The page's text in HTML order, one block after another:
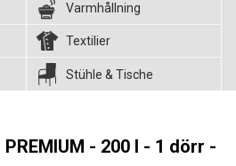
Varmhållning
Textilier
Stühle & Tische
- 200 l - 1 dörr -